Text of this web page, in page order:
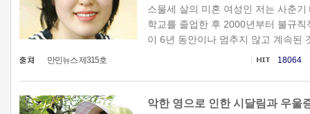
스물세 살의 미혼 여성인 저는 사춘
학교를 졸업한 후 2000년부터 불규
이 6년 동안이나 멈추지 않고 계속된
만민뉴스 제315호 18064
악한 영으로 인한 시달림과 우울